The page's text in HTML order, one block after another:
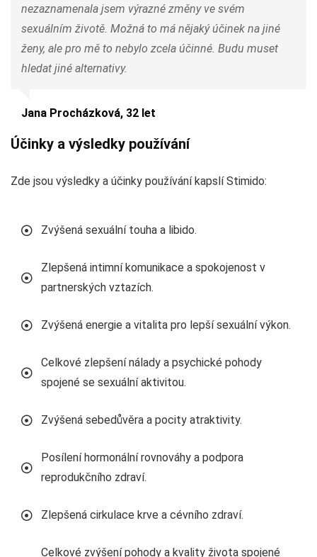
nezaznamenala jsem výrazné změny ve svém
sexuálním životě. Možná to má nějaký účinek na jiné
ženy, ale pro mě to nebylo zcela účinné. Budu muset
hledat jiné alternativy.
Jana Procházková, 32 let
Účinky a výsledky používání
Zde jsou výsledky a účinky používání kapslí Stimido:
Zvýšená sexuální touha a libido.
Zlepšená intimní komunikace a spokojenost v
partnerských vztazích.
Zvýšená energie a vitalita pro lepší sexuální výkon.
Celkové zlepšení nálady a psychické pohody
spojené se sexuální aktivitou.
Zvýšená sebedůvěra a pocity atraktivity.
Posílení hormonální rovnováhy a podpora
reprodukčního zdraví.
Zlepšená cirkulace krve a cévního zdraví.
Celkové zvýšení pohody a kvality života spojené